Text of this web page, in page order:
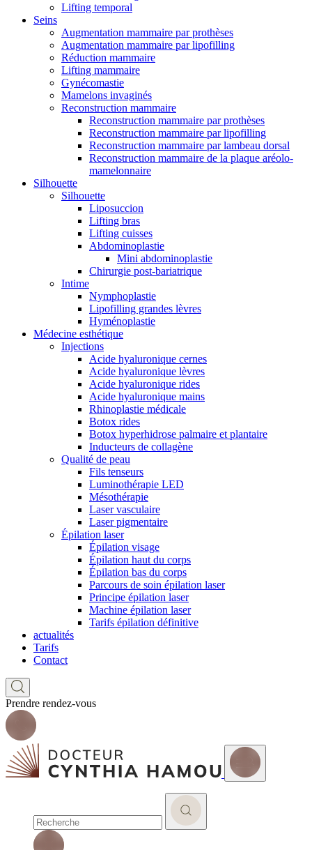
Lifting temporal
Seins
Augmentation mammaire par prothèses
Augmentation mammaire par lipofilling
Réduction mammaire
Lifting mammaire
Gynécomastie
Mamelons invaginés
Reconstruction mammaire
Reconstruction mammaire par prothèses
Reconstruction mammaire par lipofilling
Reconstruction mammaire par lambeau dorsal
Reconstruction mammaire de la plaque aréolo-
mamelonnaire
Silhouette
Silhouette
Liposuccion
Lifting bras
Lifting cuisses
Abdominoplastie
Mini abdominoplastie
Chirurgie post-bariatrique
Intime
Nymphoplastie
Lipofilling grandes lèvres
Hyménoplastie
Médecine esthétique
Injections
Acide hyaluronique cernes
Acide hyaluronique lèvres
Acide hyaluronique rides
Acide hyaluronique mains
Rhinoplastie médicale
Botox rides
Botox hyperhidrose palmaire et plantaire
Inducteurs de collagène
Qualité de peau
Fils tenseurs
Luminothérapie LED
Mésothérapie
Laser vasculaire
Laser pigmentaire
Épilation laser
Épilation visage
Épilation haut du corps
Épilation bas du corps
Parcours de soin épilation laser
Principe épilation laser
Machine épilation laser
Tarifs épilation définitive
actualités
Tarifs
Contact
Prendre rendez-vous